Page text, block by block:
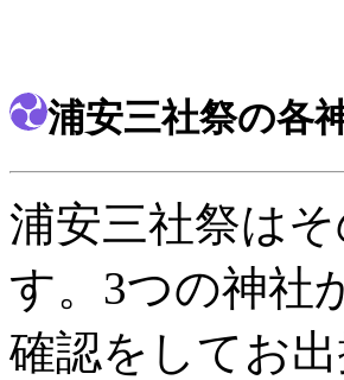
浦安三社祭の各
浦安三社祭は
す。3つの神社
確認をしてお